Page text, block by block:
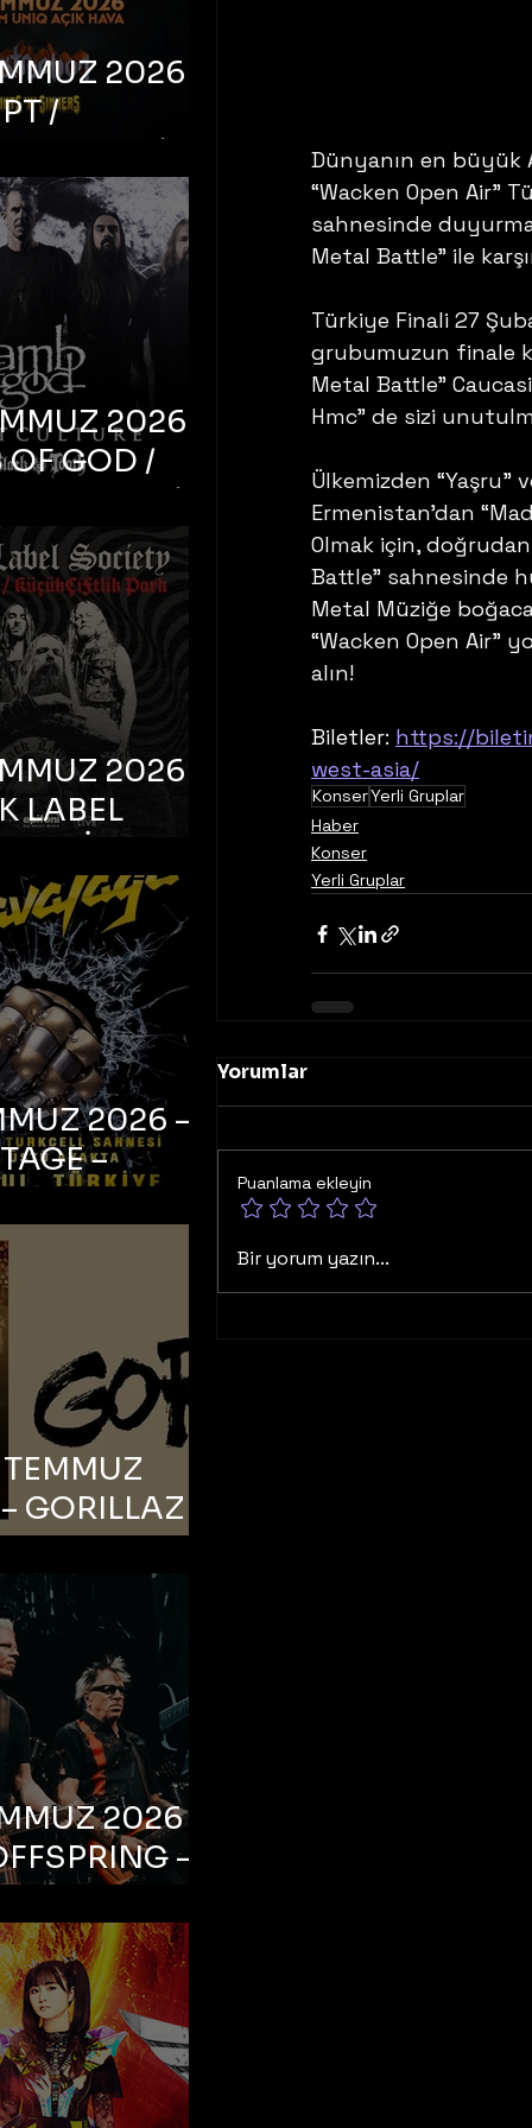
Dünyanın en büyük
“Wacken Open Air”
sahnesinde
Metal Battle” ile
Türkiye Finali 27
grubumuzun finale
Metal Battle”
Hmc” de sizi
Ülkemizden “Yaşru”
Ermenistan’dan
Olmak için,
Battle” sahnesinde
Metal Müziğe
“Wacken Open Air”
alın!
Biletler: https://
west-asia/
KonserYerli Gruplar
Haber
Konser
Yerli Gruplar
Yorumlar
Puanlama ekleyin
Bir yorum yazın...
2026 –
/
/
‘N’
– İstanbul,
Uniq
2026 –
OF GOD /
CULTURE /
TOOTH –
Bonus
2026 –
LABEL
– İstanbul,
Park
2026 –
–
Zorlu PSM
Sahnesi
GORILLAZ –
Bonus
2026 –
–
Life Park